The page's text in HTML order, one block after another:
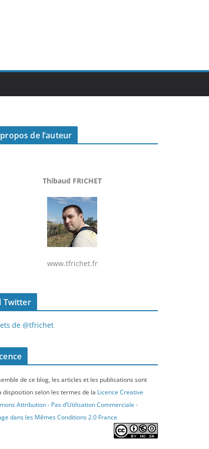
de l’auteur
Thibaud FRICHET
www.tfrichet.fr
Twitter
de @tfrichet
de ce blog, les articles et les publications sont
disposition selon les termes de la Licence Creative
Attribution - Pas d’Utilisation Commerciale -
dans les Mêmes Conditions 2.0 France